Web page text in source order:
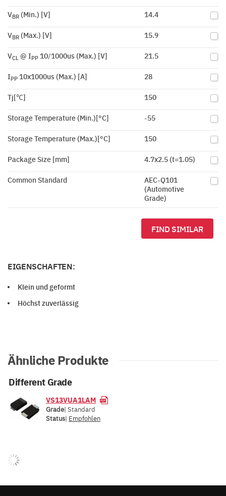
VBR (Min.) [V] 14.4
VBR (Max.) [V] 15.9
VCL @ IPP 10/1000us (Max.) [V] 21.5
IPP 10x1000us (Max.) [A] 28
Tj[℃] 150
Storage Temperature (Min.)[°C] -55
Storage Temperature (Max.)[°C] 150
Package Size [mm] 4.7x2.5 (t=1.05)
Common Standard
AEC-Q101
(Automotive
Grade)
FIND SIMILAR
EIGENSCHAFTEN:
Klein und geformt
Höchst zuverlässig
Ähnliche Produkte
Different Grade
VS13VUA1LAM
Grade| Standard
Status| Empfohlen